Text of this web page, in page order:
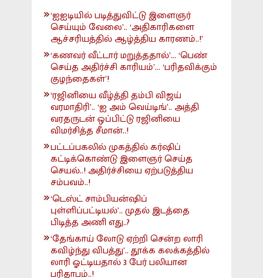
‘ஐஐடியில் படித்துவிட்டு இளைஞர்
செய்யும் வேலை’.. ‘அதிகாரிகளை
ஆச்சரியத்தில் ஆழ்த்திய காரணம்..!’
‘கணவர் வீட்டார் மறுத்ததால்’... ‘பெண்
செய்த அதிர்ச்சி காரியம்’... ‘பரிதவிக்கும்
குழந்தைகள்’!
‘ரஜினியை வீழ்த்தி தம்பி விஜய்
வரமாதிரி’.. ‘ஐ அம் வெய்டிங்’.. அத்தி
வரதருடன் ஒப்பிட்டு ரஜினியை
விமர்சித்த சீமான்..!
பட்டப்பகலில் முகத்தில் கர்ஷிப்
கட்டிக்கொண்டு இளைஞர் செய்த
செயல்..! அதிர்ச்சியை ஏற்படுத்திய
சம்பவம்..!
‘டெஸ்ட் சாம்பியன்ஷிப்
புள்ளிப்பட்டியல்’.. முதல் இடத்தை
பிடித்த அணி எது..?
‘தேங்காய் லோடு ஏற்றி சென்ற லாரி
கவிழ்ந்து விபத்து’.. தூக்க கலக்கத்தில்
லாரி ஓட்டியதால் 3 பேர் பலியான
பரிதாபம்..!